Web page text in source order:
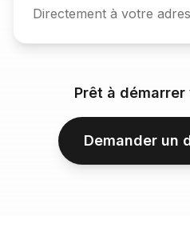
Directement à votre
Prêt à
Demander un